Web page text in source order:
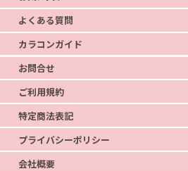
よくある質問
カラコンガイド
お問合せ
ご利用規約
特定商法表記
プライバシーポリシー
会社概要